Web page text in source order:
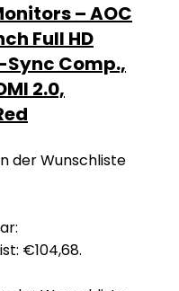
– AOC
Full HD
Sync Comp.,
2.0,
der Wunschliste
€104,68.